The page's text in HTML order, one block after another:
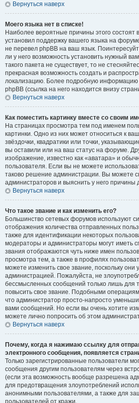
Вернуться наверх
Моего языка нет в списке!
Наиболее вероятные причины этого состоят
установил поддержку вашего языка на
не перевел phpBB на ваш язык.
ли у него возможность установить нужный
такого пакета не существует, то не
прекрасная возможность создать и
локализацию. Более подробную информацию
phpBB (ссылка на него находится внизу
Вернуться наверх
Как поместить картинку вместе со своим
На страницах просмотра тем под именем
картинки. Одно из них может относиться к
звёздочки, квадратики или точки,
вы оставили или на ваш статус на форуме.
изображение, известно как «аватара» и
пользователя. Если вы не можете
таково решение администрации. Вы можете
администраторов и выяснить у него причины
Вернуться наверх
Что такое звание и как изменить его?
Большинство сетевых форумов используют
отображения количества отправленных
также для идентификации некоторых
модераторы и администраторы могут иметь
звания отображаются чуть ниже имен
просмотра тем, а также в профилях
можете изменить свое звание, поскольку они
администрацией. Пожалуйста, не
бессмысленных сообщений только лишь для
повысить свое звание. Подобными
что администратор просто-напросто
вами сообщений. Но если вы очень хотите
можете лично попросить об этом
Вернуться наверх
Почему, когда я нажимаю ссылку для
электронного сообщения, появляется
Только зарегистрированные пользователи
сообщения другим пользователям через
(если эта возможность вообще разрешена
для предотвращения злоупотреблений
анонимными пользователями, а также для
пользователей от кражи.